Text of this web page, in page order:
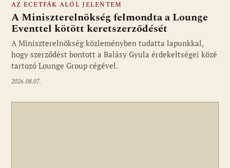
Fotó: media1.hu
AZ ECETFÁK ALÓL JELENTEM
A Miniszterelnökség felmondta a Lounge
Eventtel kötött keretszerződését
A Miniszterelnökség közleményben tudatta lapunkkal,
hogy szerződést bontott a Balásy Gyula érdekeltségei közé
tartozó Lounge Group cégével.
2026.08.07.